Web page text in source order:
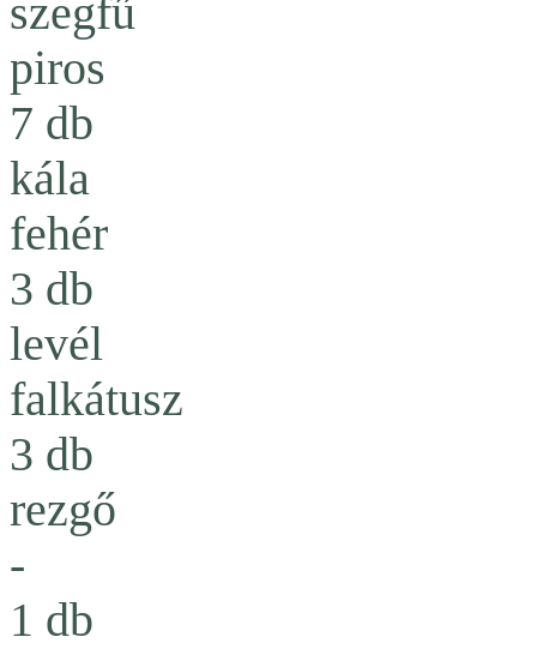
szegfű
piros
7 db
kála
fehér
3 db
levél
falkátusz
3 db
rezgő
-
1 db